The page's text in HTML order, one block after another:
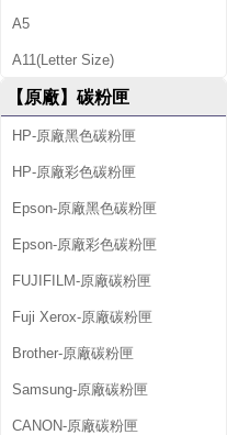
元
】
E
P
S
O
N
M
2
1
1
0
A5
A11(Letter Size)
【原廠】碳粉匣
HP-原廠黑色碳粉匣
HP-原廠彩色碳粉匣
Epson-原廠黑色碳粉匣
Epson-原廠彩色碳粉匣
FUJIFILM-原廠碳粉匣
Fuji Xerox-原廠碳粉匣
Brother-原廠碳粉匣
Samsung-原廠碳粉匣
CANON-原廠碳粉匣